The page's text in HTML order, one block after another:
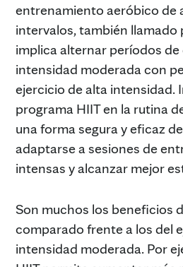
entrenamiento aeróbico de
intervalos, también llamado
implica alternar períodos
intensidad moderada con
ejercicio de alta intensidad.
programa HIIT en la rutina
una forma segura y eficaz
adaptarse a sesiones de
intensas y alcanzar mejor
Son muchos los beneficios
comparado frente a los del
intensidad moderada. Por